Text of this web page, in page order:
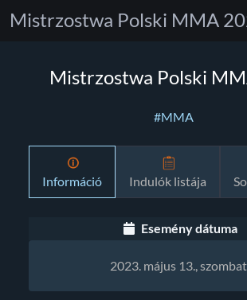
Mistrzostwa Polski MMA
Mistrzostwa Polski
#MMA
Információ Indulók listája
Esemény dátuma
2023. május 13., szombat